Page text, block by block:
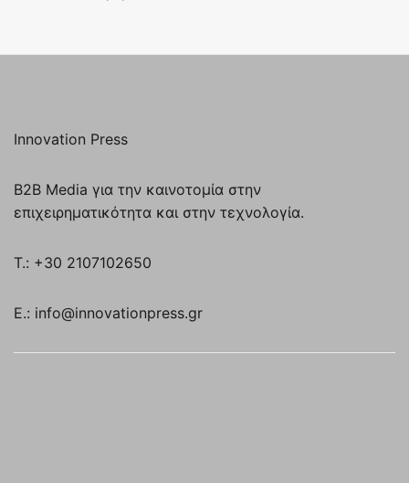
Innovation Press
B2B Media για την καινοτομία στην
επιχειρηματικότητα και στην τεχνολογία.
T.: +30 2107102650
E.: info@innovationpress.gr